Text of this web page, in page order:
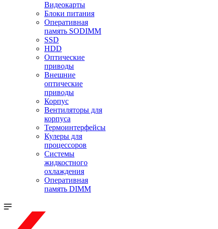
Видеокарты
Блоки питания
Оперативная
память SODIMM
SSD
HDD
Оптические
приводы
Внешние
оптические
приводы
Корпус
Вентиляторы для
корпуса
Термоинтерфейсы
Кулеры для
процессоров
Системы
жидкостного
охлаждения
Оперативная
память DIMM